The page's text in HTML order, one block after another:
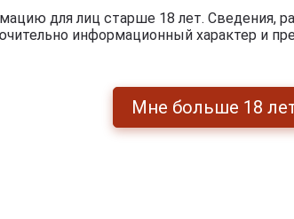
Условия продаж
для лиц старше 18 лет. Сведения,
информационный характер и
Мне больше 18